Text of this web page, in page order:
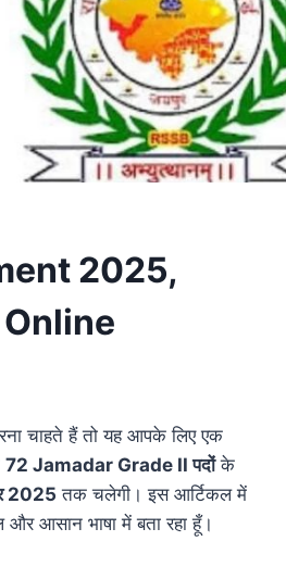
2025,
चाहते हैं तो यह आपके लिए एक
72 Jamadar Grade II पदोंके
2025 तक चलेगी। इस आर्टिकल में
और आसान भाषा में बता रहा हूँ।